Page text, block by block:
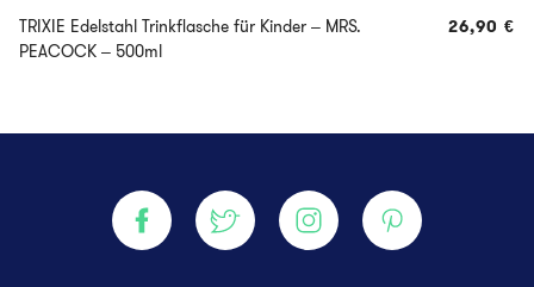
TRIXIE Edelstahl Trinkflasche für Kinder – MRS.
PEACOCK – 500ml
26,90 €